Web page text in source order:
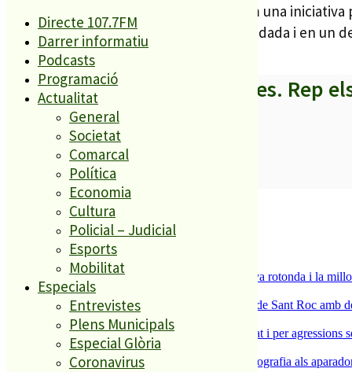
Directe 107.7FM
Darrer informatiu
Podcasts
Programació
Actualitat
General
Societat
Comarcal
Política
Economia
Cultura
Policial – Judicial
Esports
Mobilitat
Especials
Entrevistes
Plens Municipals
Especial Glòria
Coronavirus
El FEM Palafolls va néixer l’any 2021 com una
convertit en una cita plenament consolidada i en un
A partir d’ara no et perdis res. Rep
SUBSCRIURE’M
És tendència ara
ESPORTS CAP DE SETMANA
S’aprova definitivament el projecte de la nova rotonda i la
3
Malgrat de Mar enceta demà la Festa Major de Sant Roc amb
Dos detinguts per robatoris violents a Malgrat i per agressions
L’ACEP i l’AFIC s’uneixen per portar la fotografia als